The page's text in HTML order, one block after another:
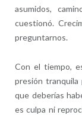
asumidos,
cuestionó.
preguntarnos.
Con el tiempo,
presión tranquila
que deberías
es culpa ni